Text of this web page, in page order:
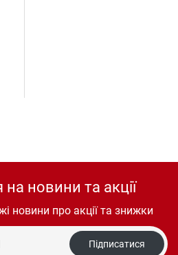
на новини та акції
новини про акції та знижки
Підписатися